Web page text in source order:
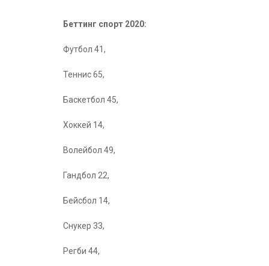
Беттинг спорт 2020:
Футбол 41,
Теннис 65,
Баскетбол 45,
Хоккей 14,
Волейбол 49,
Гандбол 22,
Бейсбол 14,
Снукер 33,
Регби 44,